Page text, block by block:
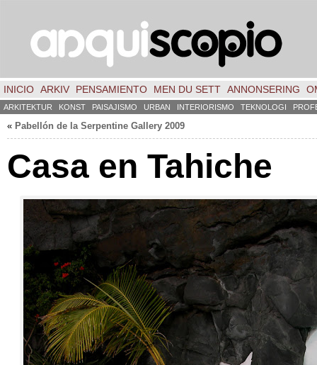
INICIO ARKIV PENSAMIENTO MEN DU SETT ANNONSERING
ARKITEKTUR KONST PAISAJISMO URBAN INTERIORISMO TEKNOLOGI
« Pabellón de la Serpentine Gallery 2009
Casa en Tahiche